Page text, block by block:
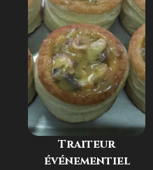
Traiteur
événementiel